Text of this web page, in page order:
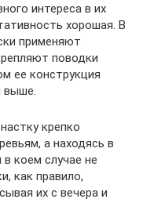
интереса в их
хорошая. В
применяют
поводки
ее конструкция
выше.
крепко
а находясь в
коем случае не
как правило,
их с вечера и